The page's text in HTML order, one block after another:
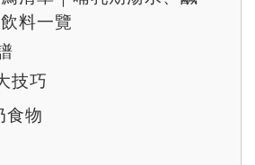
料一覽
技巧
食物